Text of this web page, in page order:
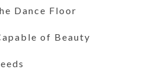
Dance Floor
of Beauty